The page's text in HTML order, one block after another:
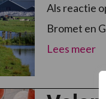
Als reactie
Bromet en
Lees meer